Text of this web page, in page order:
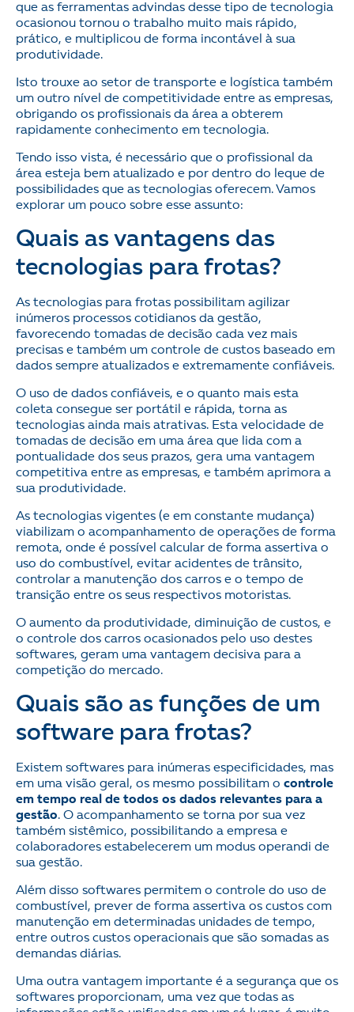
que as ferramentas advindas desse tipo de tecnologia
ocasionou tornou o trabalho muito mais rápido,
prático, e multiplicou de forma incontável à sua
produtividade.
Isto trouxe ao setor de transporte e logística também
um outro nível de competitividade entre as empresas,
obrigando os profissionais da área a obterem
rapidamente conhecimento em tecnologia.
Tendo isso vista, é necessário que o profissional da
área esteja bem atualizado e por dentro do leque de
possibilidades que as tecnologias oferecem. Vamos
explorar um pouco sobre esse assunto:
Quais as vantagens das
tecnologias para frotas?
As tecnologias para frotas possibilitam agilizar
inúmeros processos cotidianos da gestão,
favorecendo tomadas de decisão cada vez mais
precisas e também um controle de custos baseado em
dados sempre atualizados e extremamente confiáveis.
O uso de dados confiáveis, e o quanto mais esta
coleta consegue ser portátil e rápida, torna as
tecnologias ainda mais atrativas. Esta velocidade de
tomadas de decisão em uma área que lida com a
pontualidade dos seus prazos, gera uma vantagem
competitiva entre as empresas, e também aprimora a
sua produtividade.
As tecnologias vigentes (e em constante mudança)
viabilizam o acompanhamento de operações de forma
remota, onde é possível calcular de forma assertiva o
uso do combustível, evitar acidentes de trânsito,
controlar a manutenção dos carros e o tempo de
transição entre os seus respectivos motoristas.
O aumento da produtividade, diminuição de custos, e
o controle dos carros ocasionados pelo uso destes
softwares, geram uma vantagem decisiva para a
competição do mercado.
Quais são as funções de um
software para frotas?
Existem softwares para inúmeras especificidades, mas
em uma visão geral, os mesmo possibilitam o controle
em tempo real de todos os dados relevantes para a
gestão. O acompanhamento se torna por sua vez
também sistêmico, possibilitando a empresa e
colaboradores estabelecerem um modus operandi de
sua gestão.
Além disso softwares permitem o controle do uso de
combustível, prever de forma assertiva os custos com
manutenção em determinadas unidades de tempo,
entre outros custos operacionais que são somadas as
demandas diárias.
Uma outra vantagem importante é a segurança que os
softwares proporcionam, uma vez que todas as